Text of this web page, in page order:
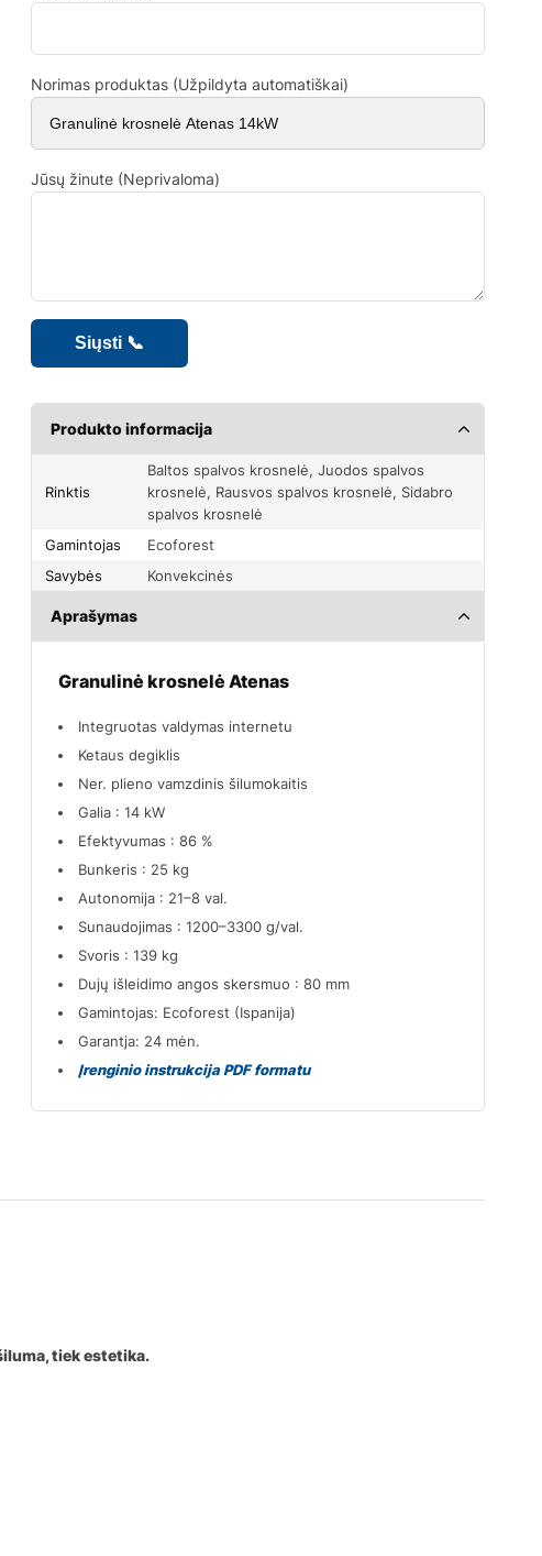
Norimas produktas (Užpildyta automatiškai)
Jūsų žinute (Neprivaloma)
Produkto informacija
Rinktis
Baltos spalvos krosnelė, Juodos spalvos
krosnelė, Rausvos spalvos krosnelė, Sidabro
spalvos krosnelė
Gamintojas
Ecoforest
Savybės
Konvekcinės
Aprašymas
Granulinė krosnelė Atenas
Integruotas valdymas internetu
Ketaus degiklis
Ner. plieno vamzdinis šilumokaitis
Galia : 14 kW
Efektyvumas : 86 %
Bunkeris : 25 kg
Autonomija : 21–8 val.
Sunaudojimas : 1200–3300 g/val.
Svoris : 139 kg
Dujų išleidimo angos skersmuo : 80 mm
Gamintojas: Ecoforest (Ispanija)
Garantja: 24 mėn.
Įrenginio instrukcija PDF formatu
tiek estetika.